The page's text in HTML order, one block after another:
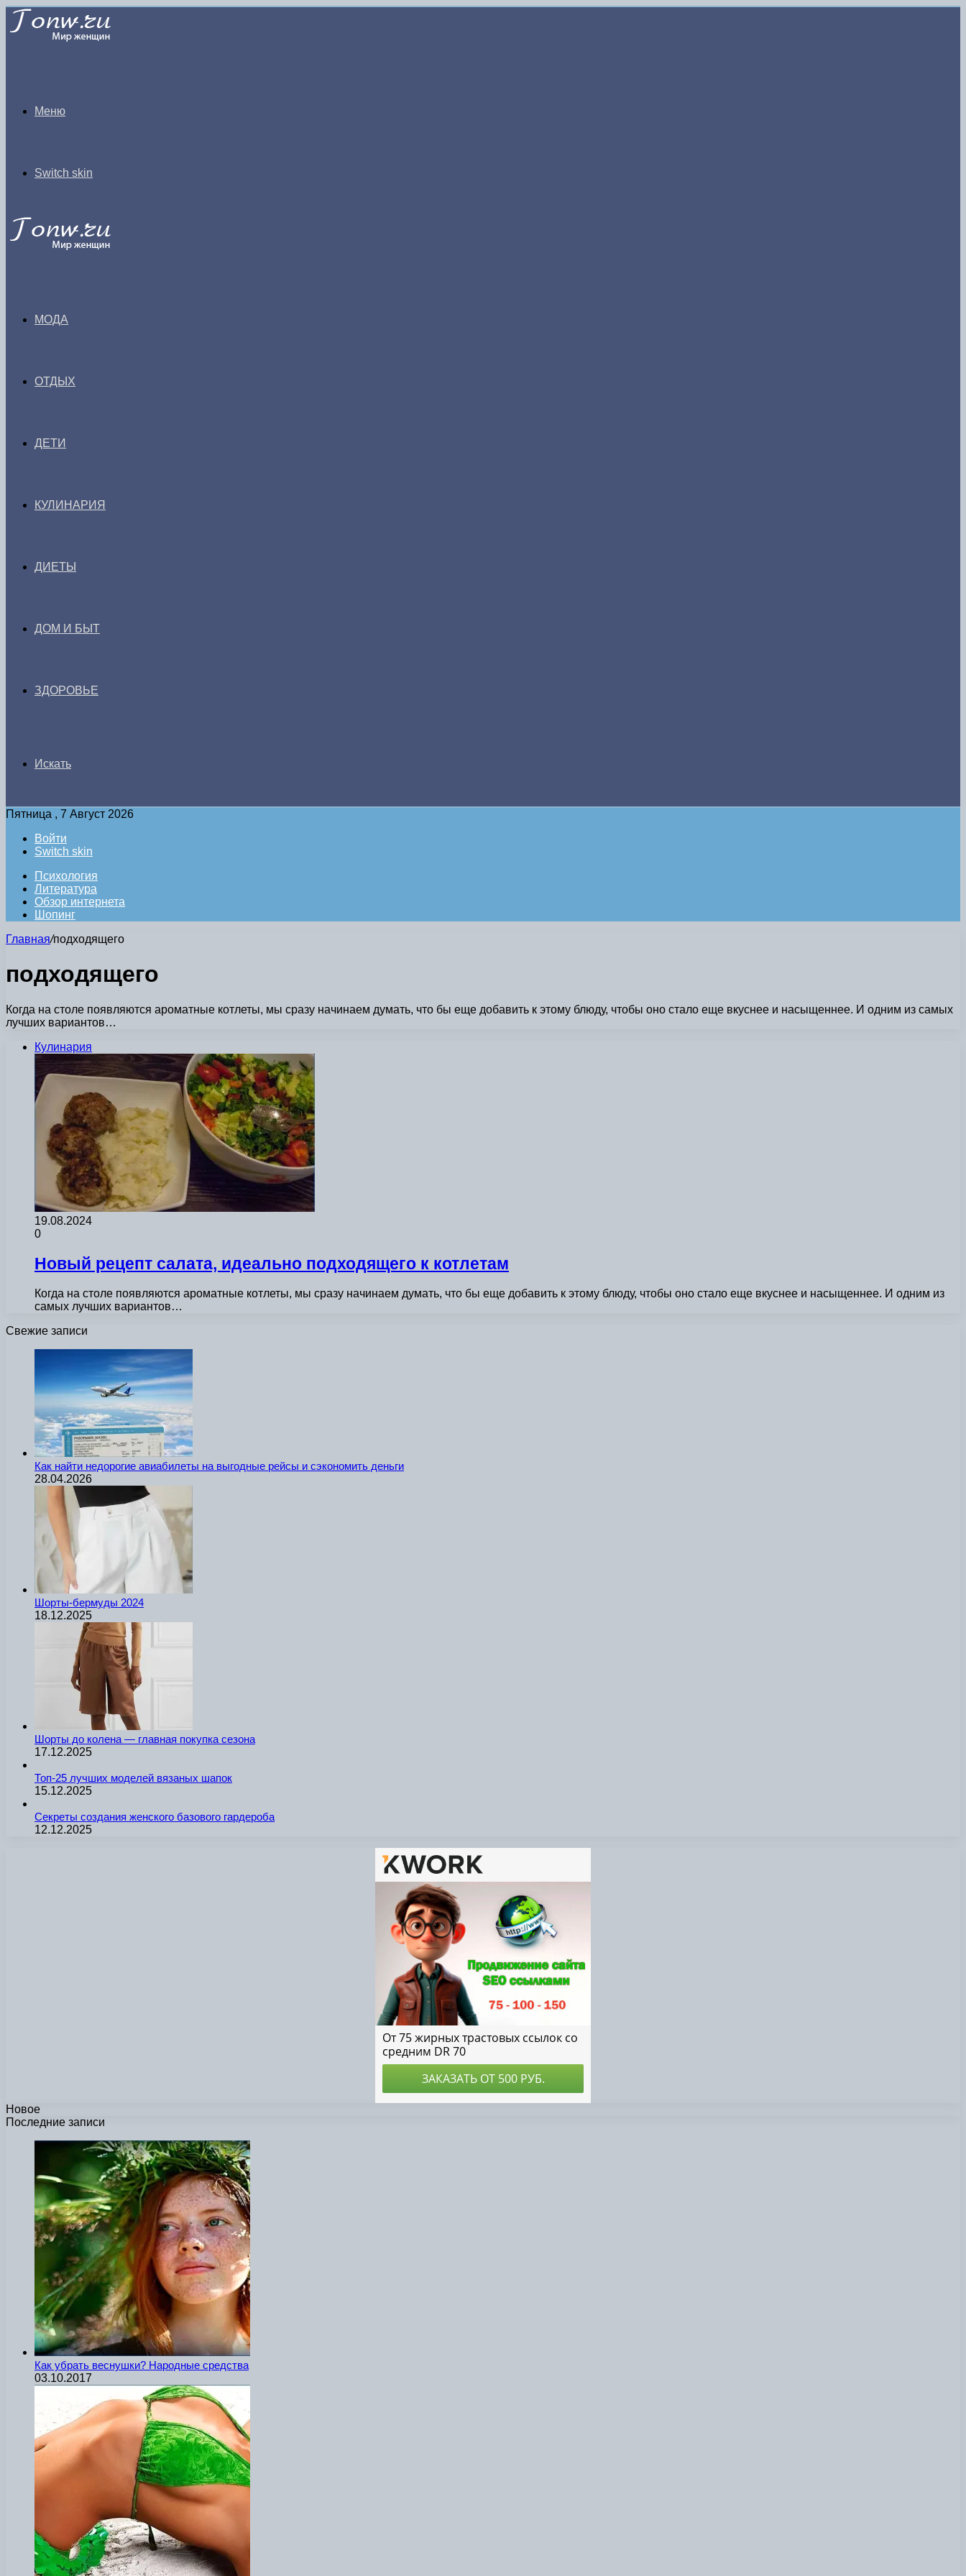
Меню
Switch skin
МОДА
ОТДЫХ
ДЕТИ
КУЛИНАРИЯ
ДИЕТЫ
ДОМ И БЫТ
ЗДОРОВЬЕ
Искать
Пятница , 7 Август 2026
Войти
Switch skin
Психология
Литература
Обзор интернета
Шопинг
Главная/подходящего
подходящего
Когда на столе появляются ароматные котлеты, мы сразу начинаем думать, что бы еще добавить к этому блюду, чтобы оно стало еще вкуснее и насыщеннее. И одним из самых
лучших вариантов…
Кулинария
19.08.2024
0
Новый рецепт салата, идеально подходящего к котлетам
Когда на столе появляются ароматные котлеты, мы сразу начинаем думать, что бы еще добавить к этому блюду, чтобы оно стало еще вкуснее и насыщеннее. И одним из
самых лучших вариантов…
Свежие записи
Как найти недорогие авиабилеты на выгодные рейсы и сэкономить деньги
28.04.2026
Шорты-бермуды 2024
18.12.2025
Шорты до колена — главная покупка сезона
17.12.2025
Топ-25 лучших моделей вязаных шапок
15.12.2025
Секреты создания женского базового гардероба
12.12.2025
Новое
Последние записи
Как убрать веснушки? Народные средства
03.10.2017